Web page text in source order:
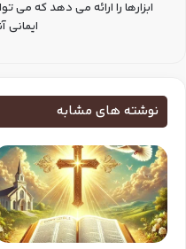
ابزارها را ارائه می دهد که می
ایمانی
نوشته های مشابه